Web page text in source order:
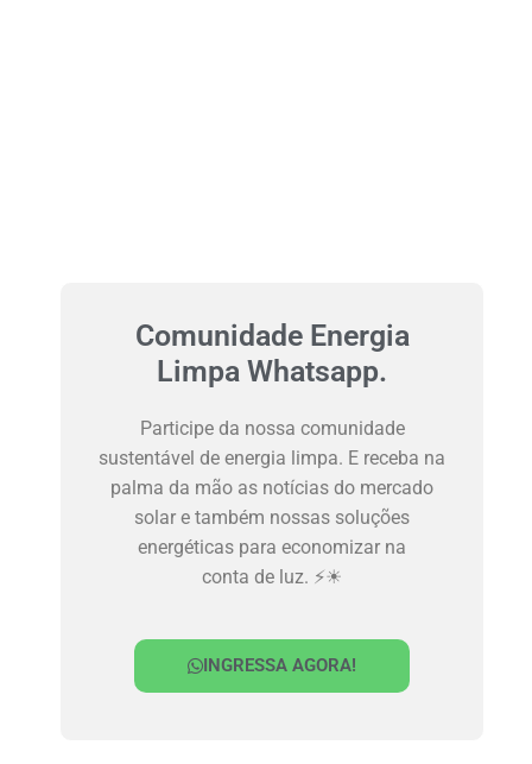
Comunidade Energia
Limpa Whatsapp.
Participe da nossa comunidade
sustentável de energia limpa. E receba na
palma da mão as notícias do mercado
solar e também nossas soluções
energéticas para economizar na
conta de luz. ⚡☀
INGRESSA AGORA!